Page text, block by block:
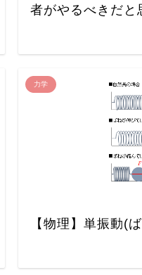
者がやるべきだと
力学
【物理】単振動(